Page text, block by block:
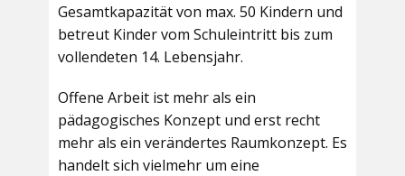
Gesamtkapazität von max. 50 Kindern und
betreut Kinder vom Schuleintritt bis zum
vollendeten 14. Lebensjahr.
Offene Arbeit ist mehr als ein
pädagogisches Konzept und erst recht
mehr als ein verändertes Raumkonzept. Es
handelt sich vielmehr um eine